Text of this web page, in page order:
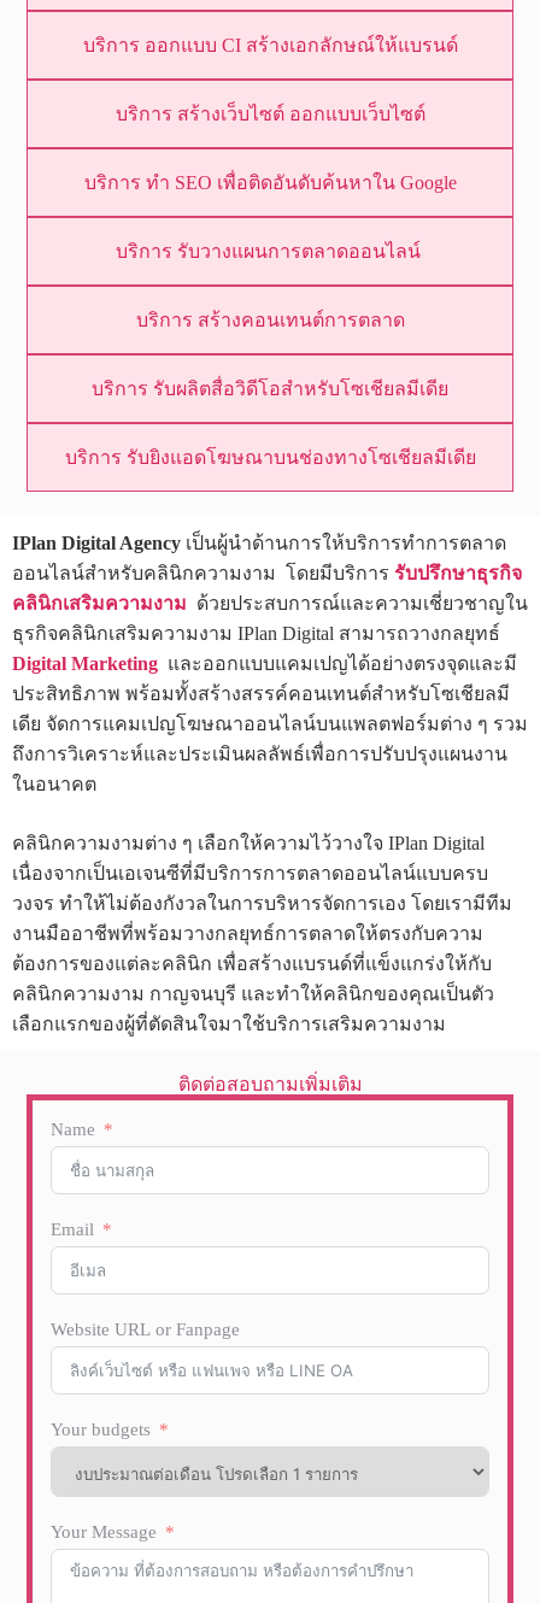
บริการ ออกแบบ CI สร้างเอกลักษณ์ให้แบรนด์
บริการ สร้างเว็บไซต์ ออกแบบเว็บไซต์
บริการ ทำ SEO เพื่อติดอันดับค้นหาใน Google
บริการ รับวางแผนการตลาดออนไลน์
บริการ สร้างคอนเทนต์การตลาด
บริการ รับผลิตสื่อวิดีโอสำหรับโซเชียลมีเดีย
บริการ รับยิงแอดโฆษณาบนช่องทางโซเชียลมีเดีย
IPlan Digital Agency เป็นผู้นำด้านการให้บริการทำการตลาด
ออนไลน์สำหรับคลินิกความงาม โดยมีบริการ รับปรึกษาธุรกิจ
คลินิกเสริมความงาม ด้วยประสบการณ์และความเชี่ยวชาญใน
ธุรกิจคลินิกเสริมความงาม IPlan Digital สามารถวางกลยุทธ์
Digital Marketing และออกแบบแคมเปญได้อย่างตรงจุดและมี
ประสิทธิภาพ พร้อมทั้งสร้างสรรค์คอนเทนต์สำหรับโซเชียลมี
เดีย จัดการแคมเปญโฆษณาออนไลน์บนแพลตฟอร์มต่าง ๆ รวม
ถึงการวิเคราะห์และประเมินผลลัพธ์เพื่อการปรับปรุงแผนงาน
ในอนาคต
คลินิกความงามต่าง ๆ เลือกให้ความไว้วางใจ IPlan Digital
เนื่องจากเป็นเอเจนซีที่มีบริการการตลาดออนไลน์แบบครบ
วงจร ทำให้ไม่ต้องกังวลในการบริหารจัดการเอง โดยเรามีทีม
งานมืออาชีพที่พร้อมวางกลยุทธ์การตลาดให้ตรงกับความ
ต้องการของแต่ละคลินิก เพื่อสร้างแบรนด์ที่แข็งแกร่งให้กับ
คลินิกความงาม กาญจนบุรี และทำให้คลินิกของคุณเป็นตัว
เลือกแรกของผู้ที่ตัดสินใจมาใช้บริการเสริมความงาม
ติดต่อสอบถามเพิ่มเติม
Name
Email
Website URL or Fanpage
Your budgets
Your Message